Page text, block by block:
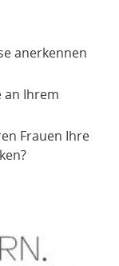
anerkennen
an Ihrem
Frauen Ihre